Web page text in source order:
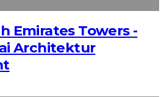
Emirates Towers -
Architektur